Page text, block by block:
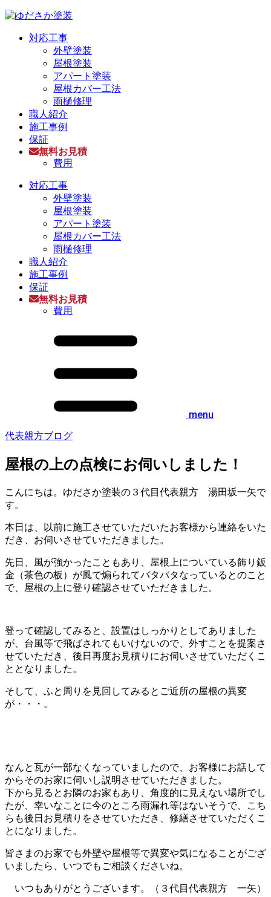
対応工事
外壁塗装
屋根塗装
アパート塗装
屋根カバー工法
雨樋修理
職人紹介
施工事例
保証
無料お見積
費用
対応工事
外壁塗装
屋根塗装
アパート塗装
屋根カバー工法
雨樋修理
職人紹介
施工事例
保証
無料お見積
費用
menu
代表親方ブログ
屋根の上の点検にお伺いしました！
こんにちは。ゆださか塗装の３代目代表親方 湯田坂一矢で
す。
本日は、以前に施工させていただいたお客様から連絡をいた
だき、お伺いさせていただきました。
先日、風が強かったこともあり、屋根上についている飾り鈑
金（茶色の板）が風で煽られてバタバタなっているとのこと
で、屋根の上に登り確認させていただきました。
登って確認してみると、設置はしっかりとしてありました
が、台風等で飛ばされてもいけないので、外すことを提案さ
せていただき、後日再度お見積りにお伺いさせていただくこ
ととなりました。
そして、ふと周りを見回してみるとご近所の屋根の異変
が・・・。
なんと瓦が一部なくなっていましたので、お客様にお話して
からそのお家に伺いし説明させていただきました。
下から見るとお隣のお家もあり、角度的に見えない場所でし
たが、幸いなことに今のところ雨漏れ等はないそうで、こち
らも後日お見積りをさせていただき、修繕させていただくこ
とになりました。
皆さまのお家でも外壁や屋根等で異変や気になることがござ
いましたら、いつでもご相談くださいね。
いつもありがとうございます。（３代目代表親方 一矢）